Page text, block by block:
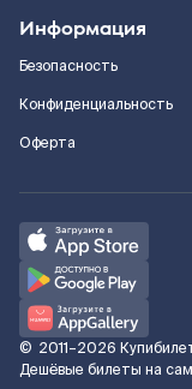
Информация
Безопасность
Конфиденциальность
Оферта
© 2011–2026
Дешёвые билеты на